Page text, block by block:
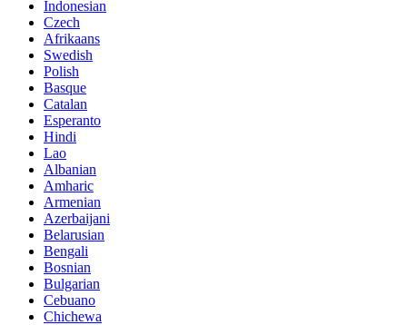
Indonesian
Czech
Afrikaans
Swedish
Polish
Basque
Catalan
Esperanto
Hindi
Lao
Albanian
Amharic
Armenian
Azerbaijani
Belarusian
Bengali
Bosnian
Bulgarian
Cebuano
Chichewa